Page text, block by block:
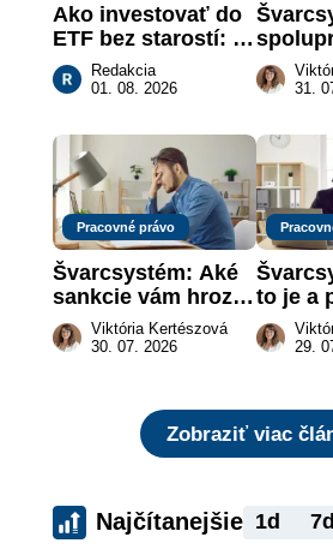
Ako investovať do
ETF bez starostí:
Investičné plány,
ktoré urobia prácu
Redakcia
01. 08. 2026
legálne
31.
Pracovné právo
Švarcsystém: Aké
sankcie vám hrozia
a prečo nestačí
zaplatiť pokutu?
Viktória Kertészová
30. 07. 2026
to je a
vás to
29.
Zobraziť viac
Najčítanejšie 1d 7d